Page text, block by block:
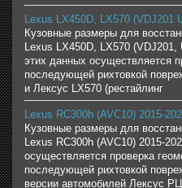
Lexus LX450D, LX570 (VDJ201
Кузовные размеры для
Lexus LX450D, LX570
этих данных осуществляется
последующей рихтовкой
и Лексус LX570 (рестайлинг
Lexus RC300h (AVC10) 2015-
Кузовные размеры для
Lexus RC300h (AVC10) 2015-
осуществляется проверка
последующей рихтовкой
версии автомобилей Лексус